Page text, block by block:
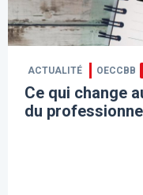
ACTUALITÉ OECCBB
Ce qui change
du